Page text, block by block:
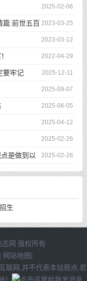
2025-02-06
2023-03-25
篇:前世五百
2023-03-12
2022-04-29
2025-12-11
要牢记
2025-09-07
2025-06-05
2025-04-12
2025-02-26
2025-02-26
是做到以
生
网 版权所有
| 网站地图|
联网,并不代表本站观点,若